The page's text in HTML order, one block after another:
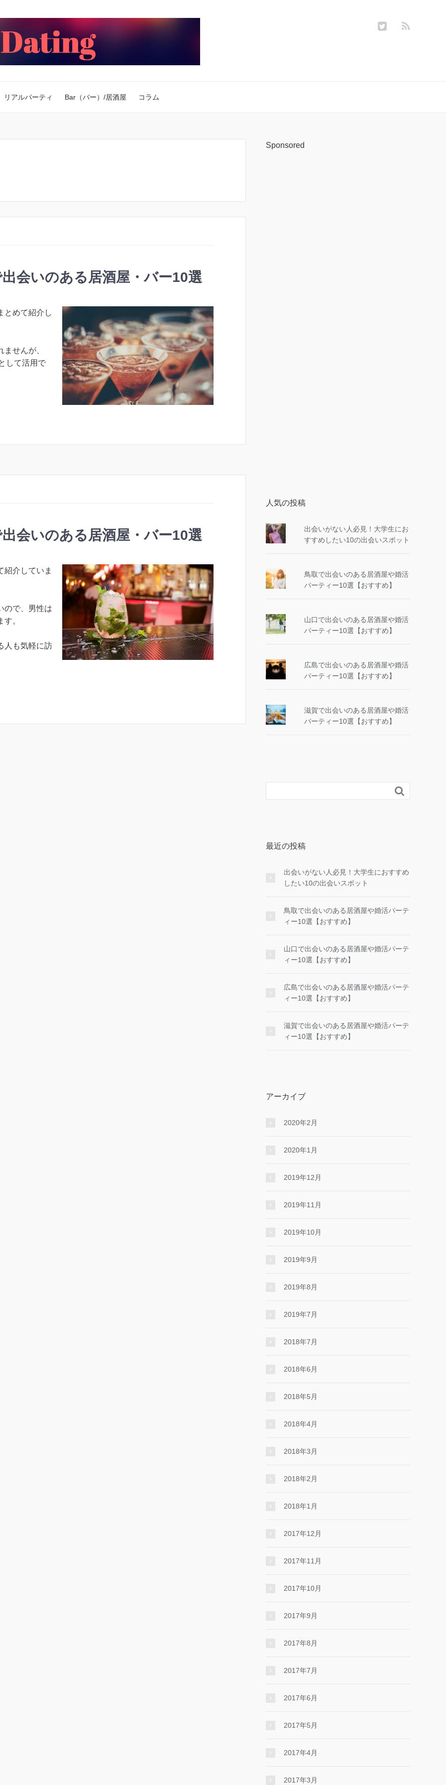
リアルパーティ Bar（バー）/居酒屋 コラム
会いのある居酒屋・バー10選
とめて紹介し
せんが、
して活用で
会いのある居酒屋・バー10選
紹介していま
ので、男性は
。
人も気軽に訪
Sponsored
人気の投稿
出会いがない人必見！大学生にお
すすめしたい10の出会いスポット
鳥取で出会いのある居酒屋や婚活
パーティー10選【おすすめ】
山口で出会いのある居酒屋や婚活
パーティー10選【おすすめ】
広島で出会いのある居酒屋や婚活
パーティー10選【おすすめ】
滋賀で出会いのある居酒屋や婚活
パーティー10選【おすすめ】

最近の投稿
出会いがない人必見！大学生におすすめ
したい10の出会いスポット
鳥取で出会いのある居酒屋や婚活パーテ
ィー10選【おすすめ】
山口で出会いのある居酒屋や婚活パーテ
ィー10選【おすすめ】
広島で出会いのある居酒屋や婚活パーテ
ィー10選【おすすめ】
滋賀で出会いのある居酒屋や婚活パーテ
ィー10選【おすすめ】
アーカイブ
2020年2月
2020年1月
2019年12月
2019年11月
2019年10月
2019年9月
2019年8月
2019年7月
2018年7月
2018年6月
2018年5月
2018年4月
2018年3月
2018年2月
2018年1月
2017年12月
2017年11月
2017年10月
2017年9月
2017年8月
2017年7月
2017年6月
2017年5月
2017年4月
2017年3月